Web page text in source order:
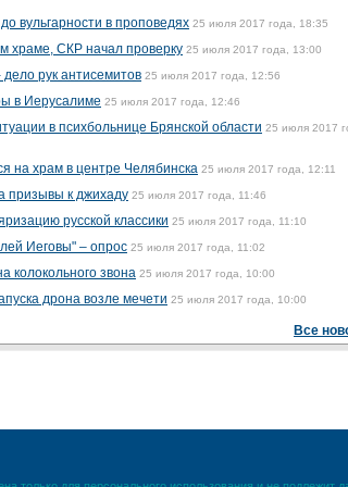
вульгарности в проповедях 25 июля 2017 года, 18:35
храме, СКР начал проверку 25 июля 2017 года, 13:00
рук антисемитов 25 июля 2017 года, 12:56
в Иерусалиме 25 июля 2017 года, 12:46
в психбольнице Брянской области 25 июля 2017
на храм в центре Челябинска 25 июля 2017 года, 12:11
призывы к джихаду 25 июля 2017 года, 11:46
русской классики 25 июля 2017 года, 11:10
Иеговы" – опрос 25 июля 2017 года, 11:02
колокольного звона 25 июля 2017 года, 10:00
дрона возле мечети 25 июля 2017 года, 10:00
Все